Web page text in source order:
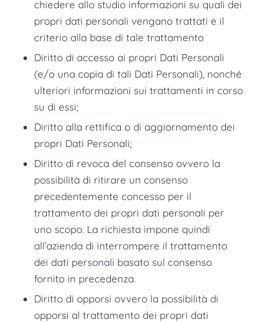
chiedere allo studio informazioni su quali dei
propri dati personali vengano trattati e il
criterio alla base di tale trattamento
Diritto di accesso ai propri Dati Personali
(e/o una copia di tali Dati Personali), nonché
ulteriori informazioni sui trattamenti in corso
su di essi;
Diritto alla rettifica o di aggiornamento dei
propri Dati Personali;
Diritto di revoca del consenso ovvero la
possibilità di ritirare un consenso
precedentemente concesso per il
trattamento dei propri dati personali per
uno scopo. La richiesta impone quindi
all’azienda di interrompere il trattamento
dei dati personali basato sul consenso
fornito in precedenza.
Diritto di opporsi ovvero la possibilità di
opporsi al trattamento dei propri dati